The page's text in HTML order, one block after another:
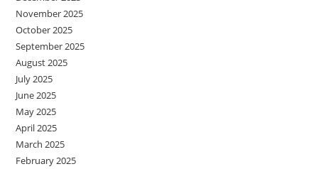
November 2025
October 2025
September 2025
August 2025
July 2025
June 2025
May 2025
April 2025
March 2025
February 2025